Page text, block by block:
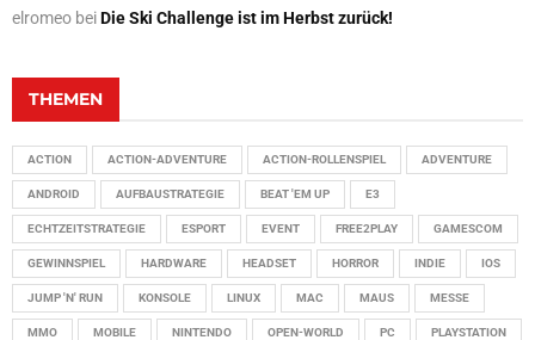
elromeo beiDie Ski Challenge ist im Herbst zurück!
THEMEN
ACTION ACTION-ADVENTURE ACTION-ROLLENSPIEL ADVENTURE
ANDROID AUFBAUSTRATEGIE BEAT 'EM UP E3
ECHTZEITSTRATEGIE ESPORT EVENT FREE2PLAY GAMESCOM
GEWINNSPIEL HARDWARE HEADSET HORROR INDIE IOS
JUMP 'N' RUN KONSOLE LINUX MAC MAUS MESSE
MMO MOBILE NINTENDO OPEN-WORLD PC PLAYSTATION